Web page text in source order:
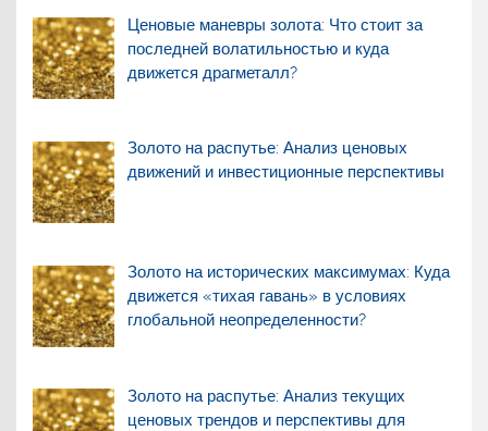
Ценовые маневры золота: Что стоит за
последней волатильностью и куда
движется драгметалл?
Золото на распутье: Анализ ценовых
движений и инвестиционные перспективы
Золото на исторических максимумах: Куда
движется «тихая гавань» в условиях
глобальной неопределенности?
Золото на распутье: Анализ текущих
ценовых трендов и перспективы для